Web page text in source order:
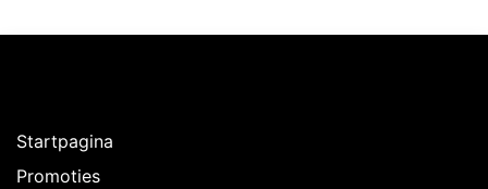
Startpagina
Promoties